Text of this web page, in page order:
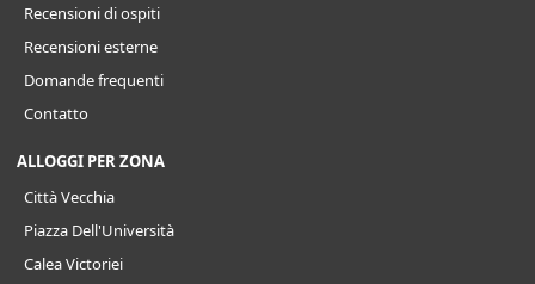
Recensioni di ospiti
Recensioni esterne
Domande frequenti
Contatto
ALLOGGI PER ZONA
Città Vecchia
Piazza Dell'Università
Calea Victoriei